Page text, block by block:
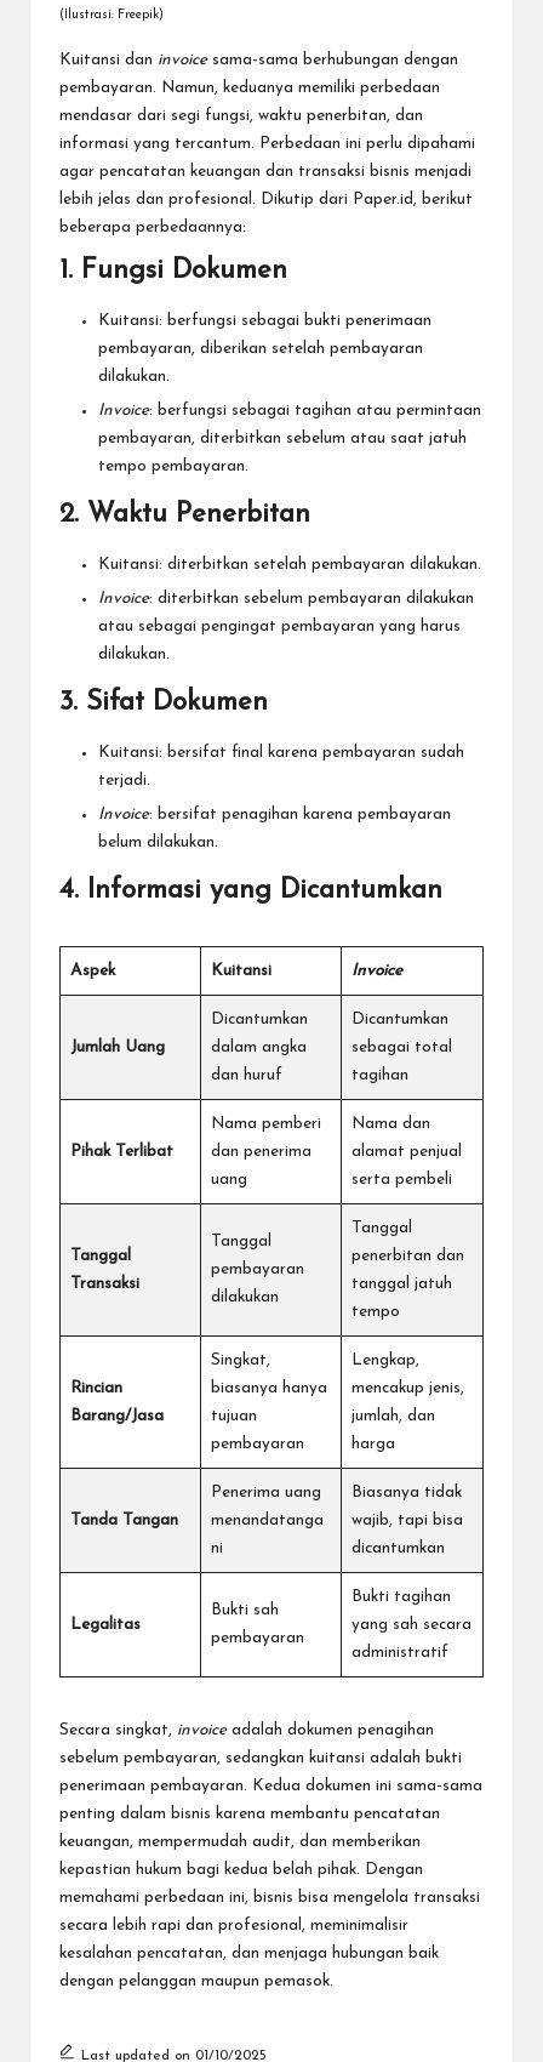
(Ilustrasi: Freepik)
Kuitansi dan invoice sama-sama berhubungan dengan
pembayaran. Namun, keduanya memiliki perbedaan
mendasar dari segi fungsi, waktu penerbitan, dan
informasi yang tercantum. Perbedaan ini perlu dipahami
agar pencatatan keuangan dan transaksi bisnis menjadi
lebih jelas dan profesional. Dikutip dari
Paper.id , berikut
beberapa perbedaannya:
1. Fungsi Dokumen
Kuitansi: berfungsi sebagai bukti penerimaan
pembayaran, diberikan setelah pembayaran
dilakukan.
Invoice: berfungsi sebagai tagihan atau permintaan
pembayaran, diterbitkan sebelum atau saat jatuh
tempo pembayaran.
2. Waktu Penerbitan
Kuitansi: diterbitkan setelah pembayaran dilakukan.
Invoice: diterbitkan sebelum pembayaran dilakukan
atau sebagai pengingat pembayaran yang harus
dilakukan.
3. Sifat Dokumen
Kuitansi: bersifat final karena pembayaran sudah
terjadi.
Invoice: bersifat penagihan karena pembayaran
belum dilakukan.
4. Informasi yang Dicantumkan
Aspek Kuitansi Invoice
Jumlah Uang
Dicantumkan
dalam angka
dan huruf
Dicantumkan
sebagai total
tagihan
Pihak Terlibat
Nama pemberi
dan penerima
uang
Nama dan
alamat penjual
serta pembeli
Tanggal
Transaksi
Tanggal
pembayaran
dilakukan
Tanggal
penerbitan dan
tanggal jatuh
tempo
Rincian
Barang/Jasa
Singkat,
biasanya hanya
tujuan
pembayaran
Lengkap,
mencakup jenis,
jumlah, dan
harga
Tanda Tangan
Penerima uang
menandatanga
ni
Biasanya tidak
wajib, tapi bisa
dicantumkan
Legalitas
Bukti sah
pembayaran
Bukti tagihan
yang sah secara
administratif
Secara singkat, invoice adalah dokumen penagihan
sebelum pembayaran, sedangkan kuitansi adalah bukti
penerimaan pembayaran. Kedua dokumen ini sama-sama
penting dalam bisnis karena membantu pencatatan
keuangan, mempermudah audit, dan memberikan
kepastian hukum bagi kedua belah pihak. Dengan
memahami perbedaan ini, bisnis bisa mengelola transaksi
secara lebih rapi dan profesional, meminimalisir
kesalahan pencatatan, dan menjaga hubungan baik
dengan pelanggan maupun pemasok.
Last updated on 01/10/2025